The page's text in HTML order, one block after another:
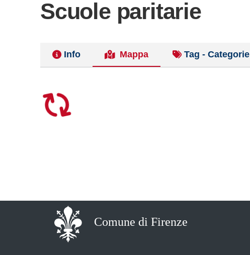
Scuole paritarie
Info Mappa Tag - Categorie
Comune di Firenze